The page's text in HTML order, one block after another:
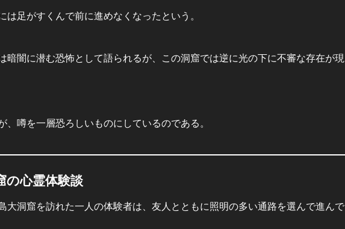
は足がすくんで前に進めなくなったという。
暗闇に潜む恐怖として語られるが、この洞窟では逆に光の下に不審な存在が現
、噂を一層恐ろしいものにしているのである。
の心霊体験談
大洞窟を訪れた一人の体験者は、友人とともに照明の多い通路を選んで進んで